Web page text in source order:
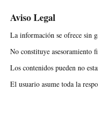
Aviso Legal
La información se ofrece sin
No constituye asesoramiento
Los contenidos pueden no
El usuario asume toda la